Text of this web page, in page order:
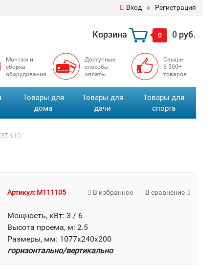
Вход Регистрация
Корзина 0 0 руб.
Монтаж и
сборка
оборудования
Доступные
способы
оплаты
Свыше
6 500+
товаров
Товары для
дома
Товары для
дачи
Товары для
спорта
610
В избранное В сравнение
Артикул: M111105
Мощность, кВт: 3 / 6
Высота проема, м: 2.5
Размеры, мм: 1077x240x200
горизонтально/вертикально